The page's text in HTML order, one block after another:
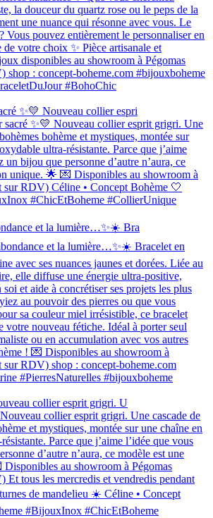
✨💛 Nouveau collier espri
et la lumière…✨☀️ Bra
collier esprit grigri. U